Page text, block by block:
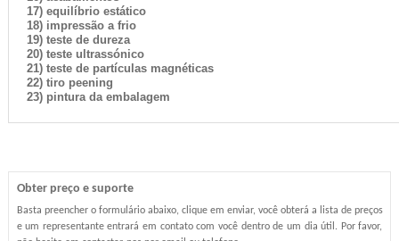
17) equilíbrio estático
18) impressão a frio
19) teste de dureza
20) teste ultrassónico
21) teste de partículas magnéticas
22) tiro peening
23) pintura da embalagem
Obter preço e suporte
Basta preencher o formulário abaixo, clique em enviar, você obterá a lista de preços
e um representante entrará em contato com você dentro de um dia útil. Por favor,